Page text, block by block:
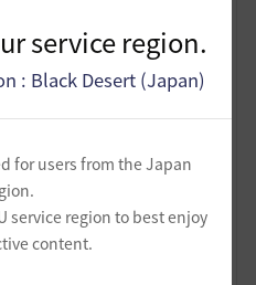
service region.
: Black Desert (Japan)
for users from the Japan
service region to best enjoy
content.
心臓」を手に入れまし